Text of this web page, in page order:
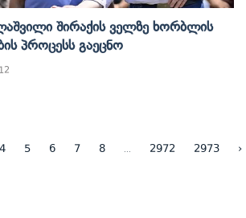
Შირაქის Ველზე Ხორბლის
Პროცესს Გაეცნო
4 5 6 7 8 2972 2973 ›